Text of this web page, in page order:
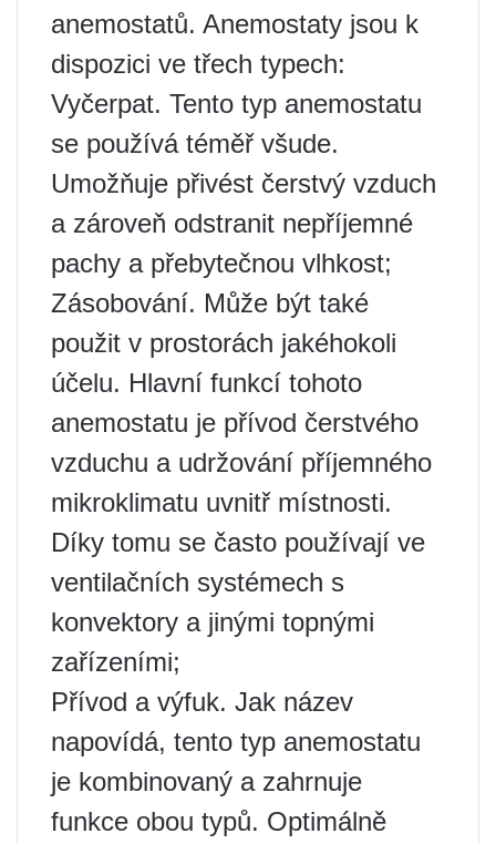
anemostatů. Anemostaty jsou k
dispozici ve třech typech:
Vyčerpat. Tento typ anemostatu
se používá téměř všude.
Umožňuje přivést čerstvý vzduch
a zároveň odstranit nepříjemné
pachy a přebytečnou vlhkost;
Zásobování. Může být také
použit v prostorách jakéhokoli
účelu. Hlavní funkcí tohoto
anemostatu je přívod čerstvého
vzduchu a udržování příjemného
mikroklimatu uvnitř místnosti.
Díky tomu se často používají ve
ventilačních systémech s
konvektory a jinými topnými
zařízeními;
Přívod a výfuk. Jak název
napovídá, tento typ anemostatu
je kombinovaný a zahrnuje
funkce obou typů. Optimálně